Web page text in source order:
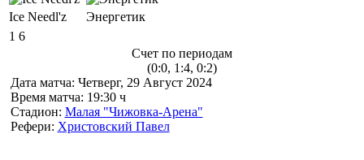
Ice Needl'z
Энергетик
1 6
Счет по периодам
(0:0, 1:4, 0:2)
Дата матча: Четверг, 29 Август 2024
Время матча: 19:30 ч
Стадион: Малая "Чижовка-Арена"
Рефери: Христовский Павел